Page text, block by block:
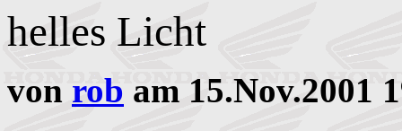
helles Licht
von rob am 15.Nov.2001